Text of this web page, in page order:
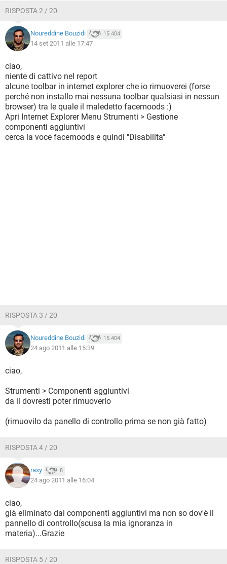
RISPOSTA 2 / 20
Noureddine Bouzidi 15.404
14 set 2011 alle 17:47
ciao,
niente di cattivo nel report
alcune toolbar in internet explorer che io rimuoverei (forse
perché non installo mai nessuna toolbar qualsiasi in nessun
browser) tra le quale il maledetto facemoods :)
Apri Internet Explorer Menu Strumenti > Gestione
componenti aggiuntivi
cerca la voce facemoods e quindi "Disabilita"
RISPOSTA 3 / 20
Noureddine Bouzidi 15.404
24 ago 2011 alle 15:39
ciao,
Strumenti > Componenti aggiuntivi
da li dovresti poter rimuoverlo
(rimuovilo da panello di controllo prima se non già fatto)
RISPOSTA 4 / 20
raxy 8
24 ago 2011 alle 16:04
ciao,
già eliminato dai componenti aggiuntivi ma non so dov'è il
pannello di controllo(scusa la mia ignoranza in
materia)...Grazie
RISPOSTA 5 / 20